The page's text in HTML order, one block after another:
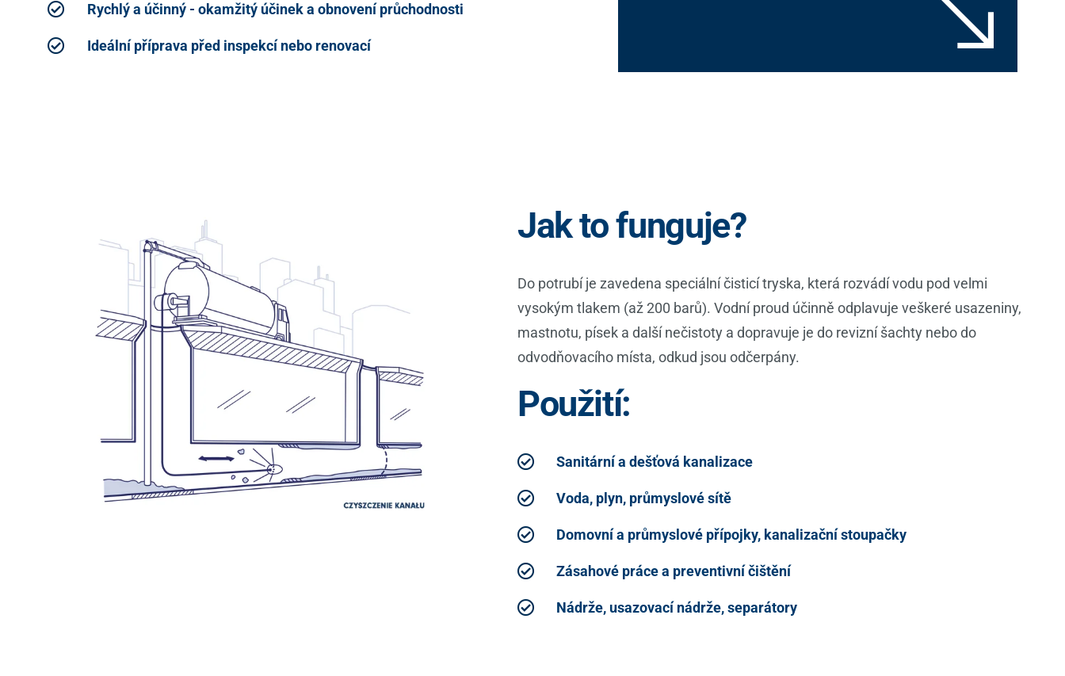
Rychlý a účinný - okamžitý účinek a obnovení průchodnosti
Ideální příprava před inspekcí nebo renovací
Jak to funguje?
Do potrubí je zavedena speciální čisticí tryska, která rozvádí vodu pod velmi
vysokým tlakem (až 200 barů). Vodní proud účinně odplavuje veškeré usazeniny,
mastnotu, písek a další nečistoty a dopravuje je do revizní šachty nebo do
odvodňovacího místa, odkud jsou odčerpány.
Použití:
Sanitární a dešťová kanalizace
Voda, plyn, průmyslové sítě
Domovní a průmyslové přípojky, kanalizační stoupačky
Zásahové práce a preventivní čištění
Nádrže, usazovací nádrže, separátory